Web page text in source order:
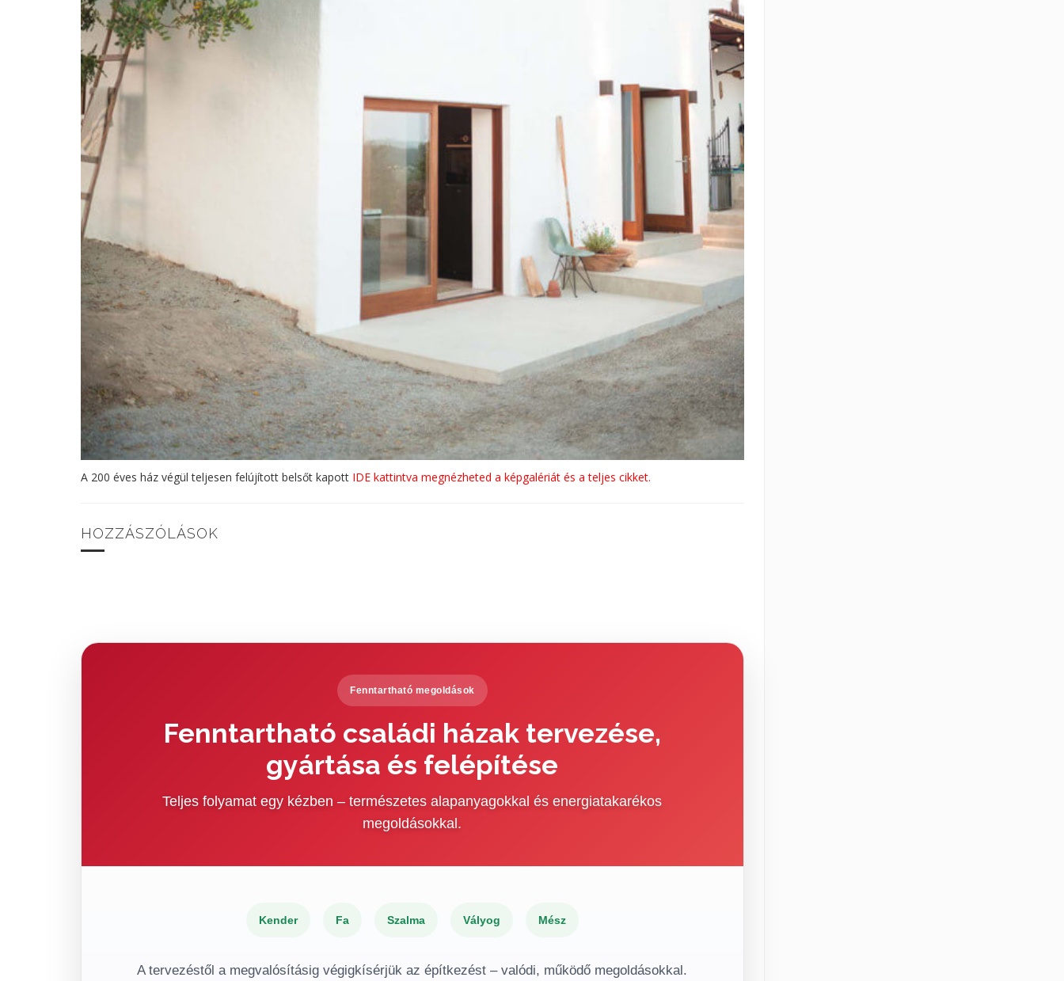
A 200 éves ház végül teljesen felújított belsőt kapott IDE kattintva megnézheted a képgalériát és a teljes cikket.
HOZZÁSZÓLÁSOK
Fenntartható megoldások
Fenntartható családi házak tervezése,
gyártása és felépítése
Teljes folyamat egy kézben – természetes alapanyagokkal és energiatakarékos
megoldásokkal.
Kender Fa Szalma Vályog Mész
A tervezéstől a megvalósításig végigkísérjük az építkezést – valódi, működő megoldásokkal.